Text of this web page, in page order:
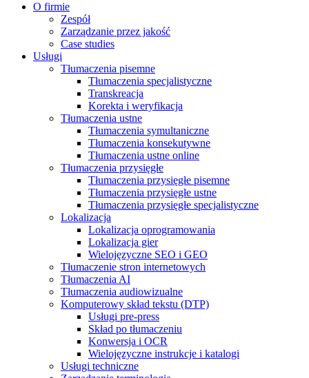
O firmie
Zespół
Zarządzanie przez jakość
Case studies
Usługi
Tłumaczenia pisemne
Tłumaczenia specjalistyczne
Transkreacja
Korekta i weryfikacja
Tłumaczenia ustne
Tłumaczenia symultaniczne
Tłumaczenia konsekutywne
Tłumaczenia ustne online
Tłumaczenia przysięgłe
Tłumaczenia przysięgłe pisemne
Tłumaczenia przysięgłe ustne
Tłumaczenia przysięgłe specjalistyczne
Lokalizacja
Lokalizacja oprogramowania
Lokalizacja gier
Wielojęzyczne SEO i GEO
Tłumaczenie stron internetowych
Tłumaczenia AI
Tłumaczenia audiowizualne
Komputerowy skład tekstu (DTP)
Usługi pre-press
Skład po tłumaczeniu
Konwersja i OCR
Wielojęzyczne instrukcje i katalogi
Usługi techniczne